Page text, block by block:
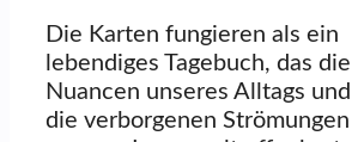
Die Karten fungieren als ein
lebendiges Tagebuch, das die
Nuancen unseres Alltags und
die verborgenen Strömungen